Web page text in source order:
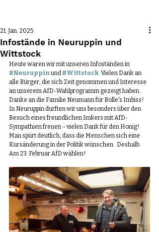
Infostände in Neuruppin und
Wittstock
21. Jan. 2025
Heute waren wir mit unseren Infoständen in
#Neuruppin und #Wittstock. Vielen Dank an
alle Bürger, die sich Zeit genommen und Interesse
an unserem AfD-Wahlprogramm gezeigt haben.
Danke an die Familie Neumann für Bolle's Imbiss!
In Neuruppin durften wir uns besonders über den
Besuch eines freundlichen Imkers mit AfD-
Sympathien freuen – vielen Dank für den Honig!
Man spürt deutlich, dass die Menschen sich eine
Kursänderung in der Politik wünschen.  Deshalb:
Am 23. Februar AfD wählen!